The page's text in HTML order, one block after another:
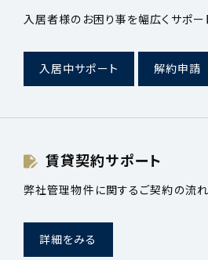
入居者様のお困り事を幅広くサポー
入居中サポート 解約申請
賃貸契約サポート
弊社管理物件に関するご契約の流れ
詳細をみる